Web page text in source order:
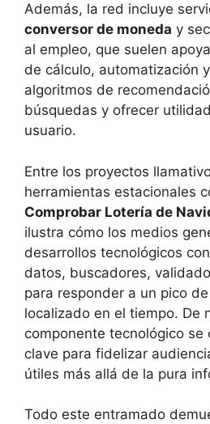
Además, la red incluye
conversor de moneda y
al empleo, que suelen
de cálculo, automatización
algoritmos de
búsquedas y ofrecer
usuario.
Entre los proyectos
herramientas estacionales
Comprobar Lotería de
ilustra cómo los medios
desarrollos tecnológicos
datos, buscadores,
para responder a un pico
localizado en el tiempo. De
componente tecnológico se
clave para fidelizar
útiles más allá de la pura
Todo este entramado